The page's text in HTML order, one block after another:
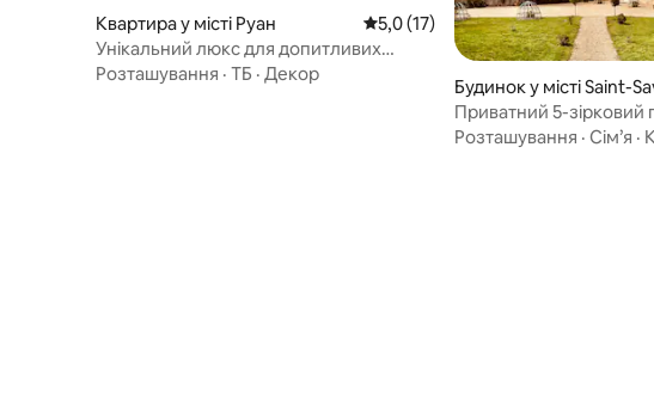
Квартира у місті Руан Середня оцінка: 5,0 з 5, відгуки: 17
5,0 (17)
Унікальний люкс для допитливих
дорослих
Розташування · ТБ · Декор
Будинок у місті Saint-
Приватний 5-зірковий
Hameau du Breuil
Розташування · Сім’я ·